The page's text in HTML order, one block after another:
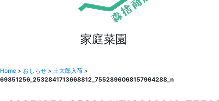
家庭菜園
Home > おしらせ > 土太郎入荷 >
69851256_2532841713668812_7552896068157964288_n